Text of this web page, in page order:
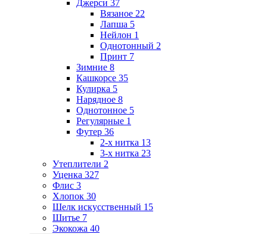
Джерси 37
Вязаное 22
Лапша 5
Нейлон 1
Однотонный 2
Принт 7
Зимние 8
Кашкорсе 35
Кулирка 5
Нарядное 8
Однотонное 5
Регулярные 1
Футер 36
2-х нитка 13
3-х нитка 23
Утеплители 2
Уценка 327
Флис 3
Хлопок 30
Шелк искусственный 15
Шитье 7
Экокожа 40